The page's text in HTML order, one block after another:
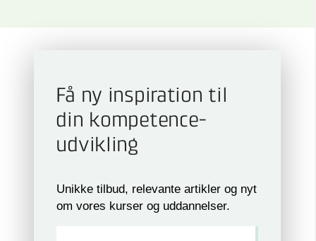
Få ny inspiration til
din kompetence­
udvikling
Unikke tilbud, relevante artikler og nyt
om vores kurser og uddannelser.